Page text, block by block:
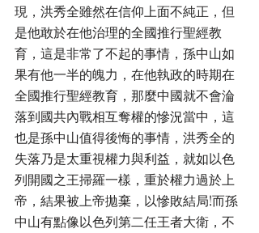
現，洪秀全雖然在信仰上面不純正，但
是他敢於在他治理的全國推行聖經教
育，這是非常了不起的事情，孫中山如
果有他一半的魄力，在他執政的時期在
全國推行聖經教育，那麼中國就不會淪
落到國共內戰相互奪權的慘況當中，這
也是孫中山值得後悔的事情，洪秀全的
失落乃是太重視權力與利益，就如以色
列開國之王掃羅一樣，重於權力過於上
帝，結果被上帝拋棄，以慘敗結局!而孫
中山有點像以色列第二任王者大衛，不